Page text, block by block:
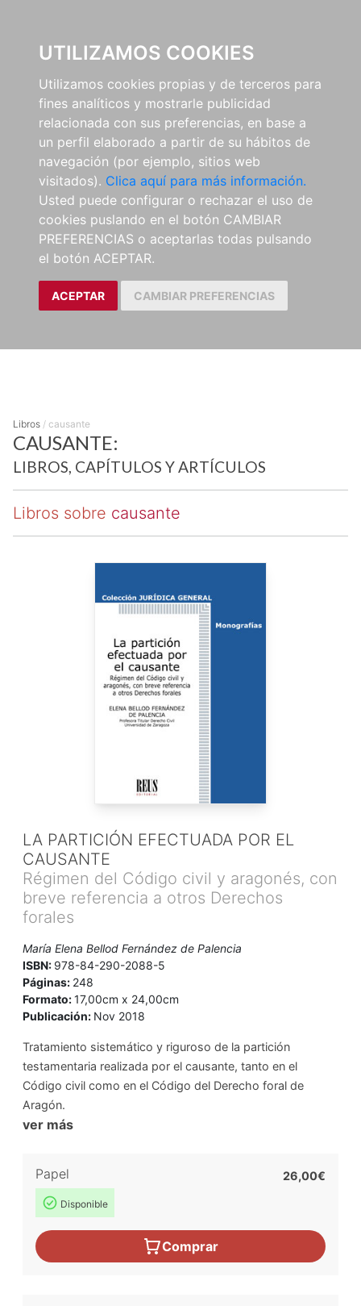
UTILIZAMOS COOKIES
Utilizamos cookies propias y de terceros para
fines analíticos y mostrarle publicidad
relacionada con sus preferencias, en base a
un perfil elaborado a partir de su hábitos de
navegación (por ejemplo, sitios web
visitados). Clica aquí para más información.
Usted puede configurar o rechazar el uso de
cookies puslando en el botón CAMBIAR
PREFERENCIAS o aceptarlas todas pulsando
el botón ACEPTAR.
ACEPTAR CAMBIAR PREFERENCIAS
Libros / causante
CAUSANTE:
LIBROS, CAPÍTULOS Y ARTÍCULOS
Libros sobre causante
LA PARTICIÓN EFECTUADA POR EL
CAUSANTE
Régimen del Código civil y aragonés, con
breve referencia a otros Derechos
forales
María Elena Bellod Fernández de Palencia
ISBN: 978-84-290-2088-5
Páginas: 248
Formato:17,00cm x 24,00cm
Publicación: Nov 2018
Tratamiento sistemático y riguroso de la partición
testamentaria realizada por el causante, tanto en el
Código civil como en el Código del Derecho foral de
Aragón.
ver más
Papel
Disponible
26,00€
Comprar